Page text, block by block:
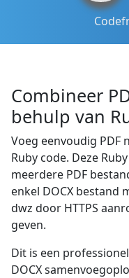
Combineer
behulp van
Voeg eenvoudig PDF
Ruby code. Deze
meerdere PDF
enkel DOCX bestand
dwz door HTTPS
geven.
Dit is een
DOCX